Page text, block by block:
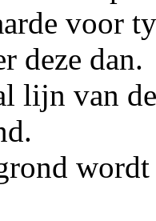
voor
deze dan.
lijn van